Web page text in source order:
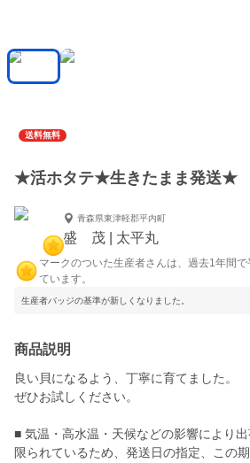
送料無料
★活ホタテ★生きたまま発送★
青森県東津軽郡平内町
盛 茂 | 太平丸
マークのついた生産者さんは、過去1年間
ています。
生産者バッジの基準が新しくなりました。
商品説明
良い貝になるよう、丁寧に育てました。
ぜひお試しください。
■ 気温・高水温・天候などの影響により
限られているため、発送日の指定、この